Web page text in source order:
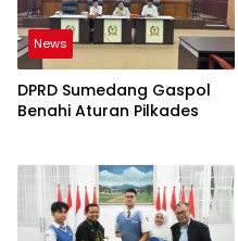
News
DPRD Sumedang Gaspol
Benahi Aturan Pilkades